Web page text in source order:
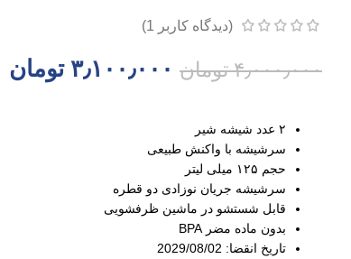
(دیدگاه کاربر 1
)
۴٫۰۰۰٫۰۰۰ تومان ۳٫۱۰۰٫۰۰۰ تومان
۲ عدد شیشه شیر
سرشیشه با واکنش طبیعی
حجم ۱۲۵ میلی لیتر
سرشیشه جریان نوزادی دو قطره
قابل شستشو در ماشین ظرفشویی
بدون ماده مضر BPA
تاریخ انقضا: 2029/08/02